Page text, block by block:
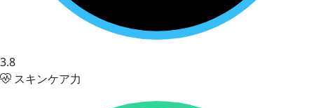
3.8
スキンケア力